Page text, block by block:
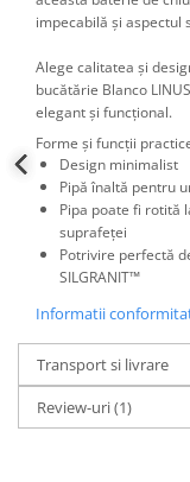
impecabilă și aspectul
Alege calitatea și
bucătărie Blanco
elegant și funcțional.
Forme și funcții
Design minimalist
Pipă înaltă pentru
Pipa poate fi rotită
suprafeței
Potrivire perfectă
SILGRANIT™
Informatii
Transport si livrare
Review-uri(1)